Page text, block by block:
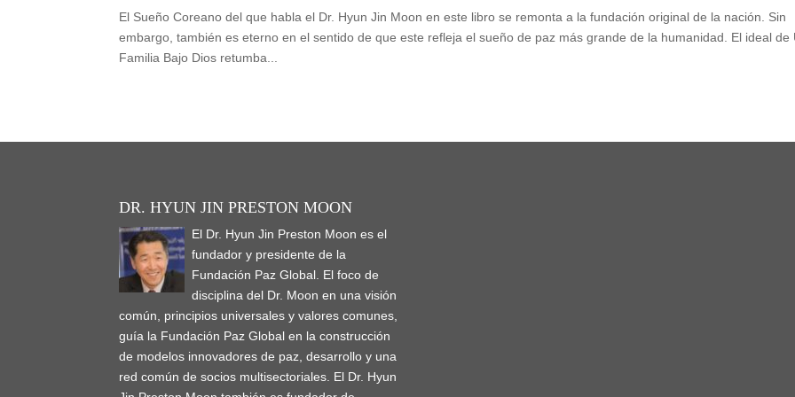
El Sueño Coreano del que habla el Dr. Hyun Jin Moon en este libro se remonta a la fundación original de la nación. Sin
embargo, también es eterno en el sentido de que este refleja el sueño de paz más grande de la humanidad. El ideal de
Familia Bajo Dios retumba...
DR. HYUN JIN PRESTON MOON
El Dr. Hyun Jin Preston Moon es el
fundador y presidente de la
Fundación Paz Global. El foco de
disciplina del Dr. Moon en una visión
común, principios universales y valores comunes,
guía la Fundación Paz Global en la construcción
de modelos innovadores de paz, desarrollo y una
red común de socios multisectoriales. El Dr. Hyun